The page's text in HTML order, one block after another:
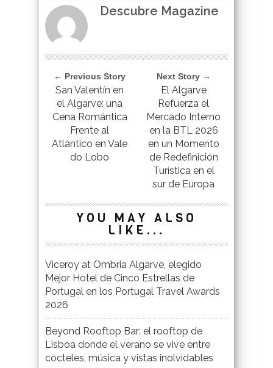
Descubre Magazine
← Previous Story
San Valentín en
el Algarve: una
Cena Romántica
Frente al
Atlántico en Vale
do Lobo
Next Story →
El Algarve
Refuerza el
Mercado Interno
en la BTL 2026
en un Momento
de Redefinición
Turística en el
sur de Europa
YOU MAY ALSO
LIKE...
Viceroy at Ombria Algarve, elegido
Mejor Hotel de Cinco Estrellas de
Portugal en los Portugal Travel Awards
2026
Beyond Rooftop Bar: el rooftop de
Lisboa donde el verano se vive entre
cócteles, música y vistas inolvidables